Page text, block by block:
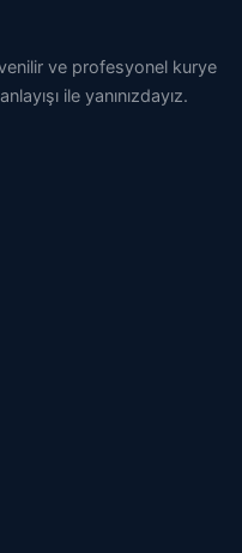
ve profesyonel kurye
ile yanınızdayız.